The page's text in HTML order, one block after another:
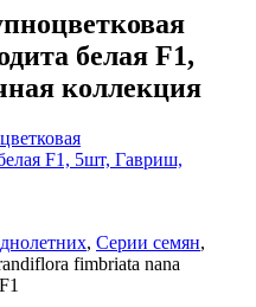
белая F1,
коллекция
, Серии семян,
fimbriata nana